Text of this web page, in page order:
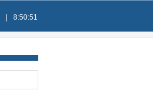
8:50:51